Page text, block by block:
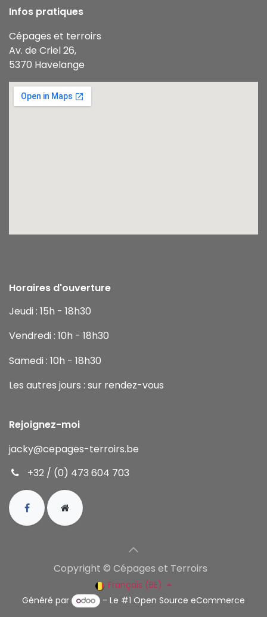
Infos pratiques
Cépages et terroirs
Av. de Criel 26,
5370 Havelange
Horaires d'ouverture
Jeudi : 15h - 18h30
Vendredi : 10h - 18h30
Samedi : 10h - 18h30
Les autres jours : sur rendez-vous
Rejoignez-moi
jacky@cepages-terroirs.be
+32 / (0) 473 604 703
Copyright © Cépages et Terroirs
Français (BE)
Généré par
- Le #1Open Source eCommerce